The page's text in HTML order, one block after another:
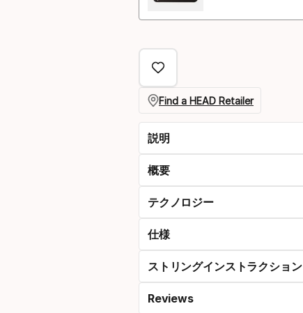
Find a HEAD Retailer
説明
概要
テクノロジー
仕様
ストリングインストラクション
Reviews